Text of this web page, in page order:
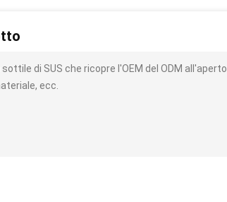
di SUS che ricopre l'OEM del ODM all'aperto
ecc.